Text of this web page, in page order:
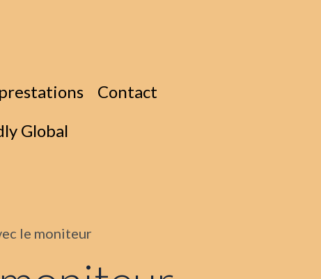
Contact
Global
le moniteur